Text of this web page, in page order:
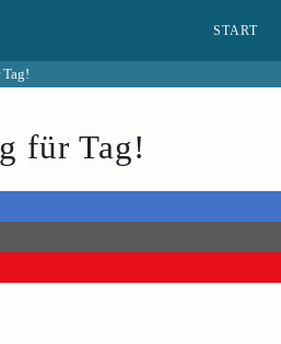
START
für Tag!